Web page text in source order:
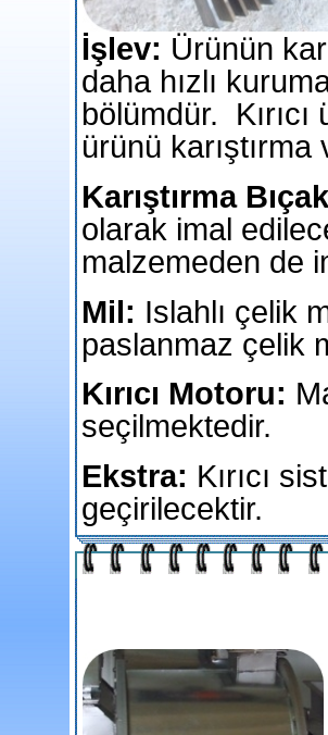
İşlev: Ürünün
daha hızlı
bölümdür.
ürünü karıştırma
Karıştırma
olarak imal
malzemeden de
Mil: Islahlı çelik
paslanmaz çelik
Kırıcı Motoru:
seçilmektedir.
Ekstra: Kırıcı
geçirilecektir.